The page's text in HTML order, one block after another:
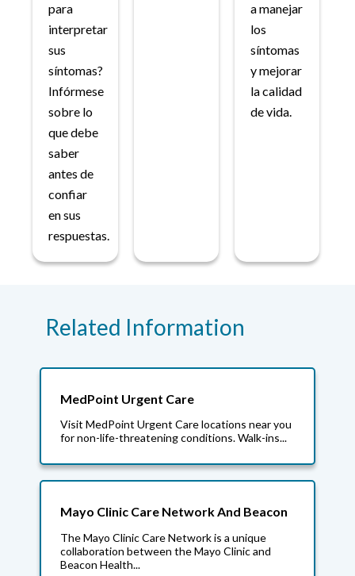
para
interpretar
sus
síntomas?
Infórmese
sobre lo
que debe
saber
antes de
confiar
en sus
respuestas.
a manejar
los
síntomas
y mejorar
la calidad
de vida.
Related Information
MedPoint Urgent Care
Visit MedPoint Urgent Care locations near you
for non-life-threatening conditions. Walk-ins...
Mayo Clinic Care Network And Beacon
The Mayo Clinic Care Network is a unique
collaboration between the Mayo Clinic and
Beacon Health...